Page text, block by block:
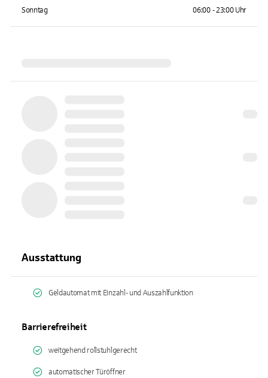
Sonntag 06:00 - 23:00 Uhr
Ausstattung
Geldautomat mit Einzahl- und Auszahlfunktion
Barrierefreiheit
weitgehend rollstuhlgerecht
automatischer Türöffner